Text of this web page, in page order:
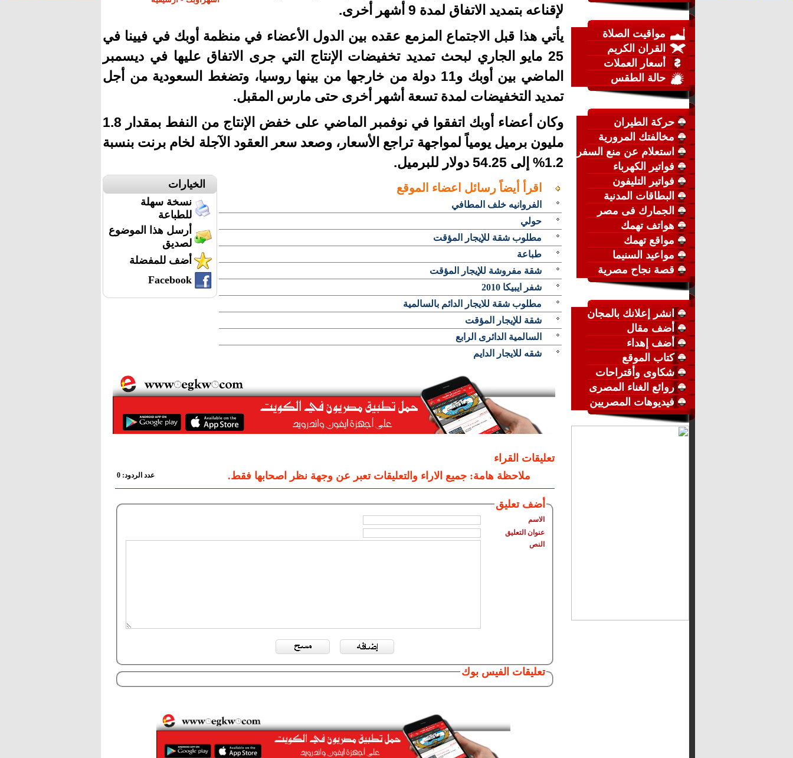
مواقيت الصلاة
القران الكريم
أسعار العملات
حالة الطقس
حركة الطيران
مخالفتك المرورية
استعلام عن منع السفر
فواتير الكهرباء
فواتير التليفون
البطاقات المدنية
الجمارك فى مصر
هواتف تهمك
مواقع تهمك
مواعيد السنيما
قصة نجاح مصرية
انشر إعلانك بالمجان
أضف مقال
أضف إهداء
كتاب الموقع
شكاوى وأقتراحات
روائع الغناء المصرى
فيديوهات المصريين
لإقناعه بتمديد الاتفاق لمدة 9 أشهر أخرى.
يأتي هذا قبل الاجتماع المزمع عقده بين الدول الأعضاء في منظمة أوبك في فيينا في
25 مايو الجاري لبحث تمديد تخفيضات الإنتاج التي جرى الاتفاق عليها في ديسمبر
الماضي بين أوبك و11 دولة من خارجها من بينها روسيا، وتضغط السعودية من أجل
تمديد التخفيضات لمدة تسعة أشهر أخرى حتى مارس المقبل.
وكان أعضاء أوبك اتفقوا في نوفمبر الماضي على خفض الإنتاج من النفط بمقدار 1.8
مليون برميل يومياً لمواجهة تراجع الأسعار، وصعد سعر العقود الآجلة لخام برنت بنسبة
1.2% إلى 54.25 دولار للبرميل.
الخيارات
نسخة سهلة
للطباعة
أرسل هذا الموضوع
لصديق
أضف للمفضلة
Facebook
اقرأ أيضاً رسائل اعضاء الموقع
الفروانيه خلف المطافي
حولي
مطلوب شقة للإيجار المؤقت
طباعة
شقة مفروشة للإيجار المؤقت
شفر ايبيكا 2010
مطلوب شقة للايجار الدائم بالسالمية
شقة للإيجار المؤقت
السالمية الدائرى الرابع
شقه للايجار الدايم
تعليقات القراء
ملاحظة هامة: جميع الاراء والتعليقات تعبر عن وجهة نظر اصحابها فقط.
عدد الردود: 0
أضف تعليق
الاسم
عنوان التعليق
النص
تعليقات الفيس بوك